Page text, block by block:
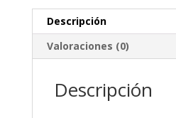
Descripción
Valoraciones (0)
Descripción